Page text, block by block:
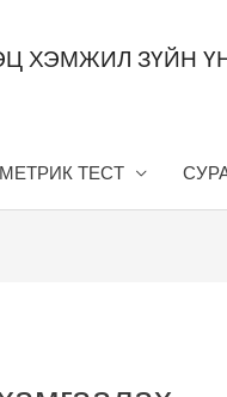
ХЭМЖИЛ ЗҮЙН
ТЕСТ